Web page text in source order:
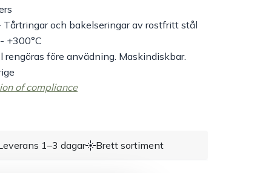
Tårtringar och bakelseringar av rostfritt stål
+300°C
rengöras före anvädning. Maskindiskbar.
of compliance
1–3 dagar Brett sortiment